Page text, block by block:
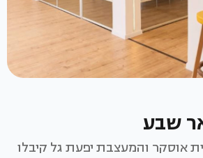
שבע
אוסקר והמעצבת יפעת גל קיבלו